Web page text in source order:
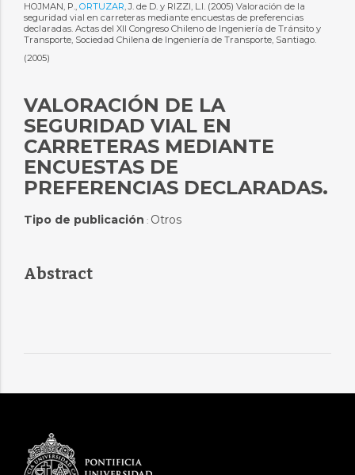
HOJMAN, P., ORTUZAR, J. de D. y RIZZI, L.I. (2005) Valoración de la
seguridad vial en carreteras mediante encuestas de preferencias
declaradas. Actas del XII Congreso Chileno de Ingeniería de Tránsito y
Transporte, Sociedad Chilena de Ingeniería de Transporte, Santiago.
(2005)
VALORACIÓN DE LA
SEGURIDAD VIAL EN
CARRETERAS MEDIANTE
ENCUESTAS DE
PREFERENCIAS DECLARADAS.
Tipo de publicación : Otros
Abstract